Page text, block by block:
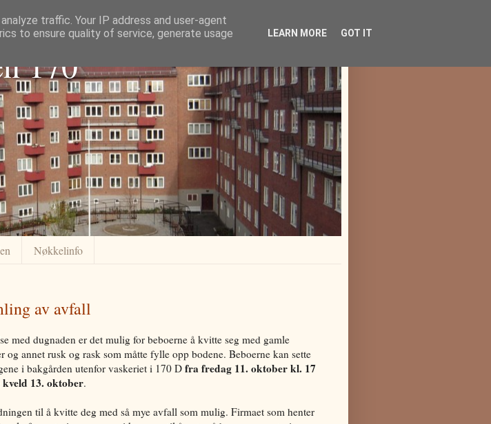
170
Nøkkelinfo
av avfall
med dugnaden er det mulig for beboerne å kvitte seg med gamle
og annet rusk og rask som måtte fylle opp bodene. Beboerne kan sette
i bakgården utenfor vaskeriet i 170 D fra fredag 11. oktober kl. 17
13. oktober.
til å kvitte deg med så mye avfall som mulig. Firmaet som henter
traffic. Your IP address and user-agent
to ensure quality of service, generate usage
LEARN MORE GOT IT